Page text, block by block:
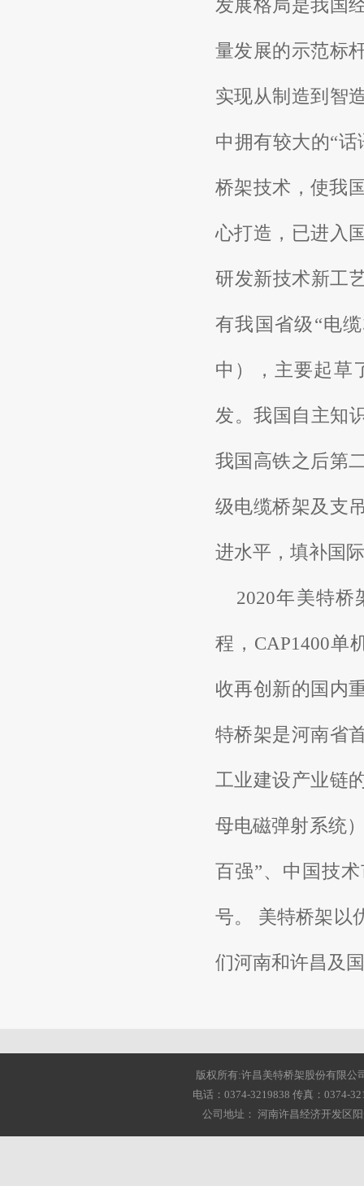
发展格局是我国
量发展的示范标
实现从制造到智
中拥有较大的“话
桥架技术，使我
心打造，已进入
研发新技术新工
有我国省级“电
中），主要起草
发。我国自主知
我国高铁之后第
级电缆桥架及支
进水平，填补国
2020年美特
程，CAP1400单
收再创新的国内
特桥架是河南省
工业建设产业链
母电磁弹射系统
百强”、中国技
号。 美特桥架以
们河南和许昌及
版权所有:许昌美特桥架股份有限公
电话：0374-3219838 传真：0374-
公司地址： 河南许昌经济开发区